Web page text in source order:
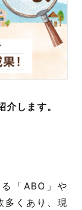
します。
「ABO」や
多くあり、現